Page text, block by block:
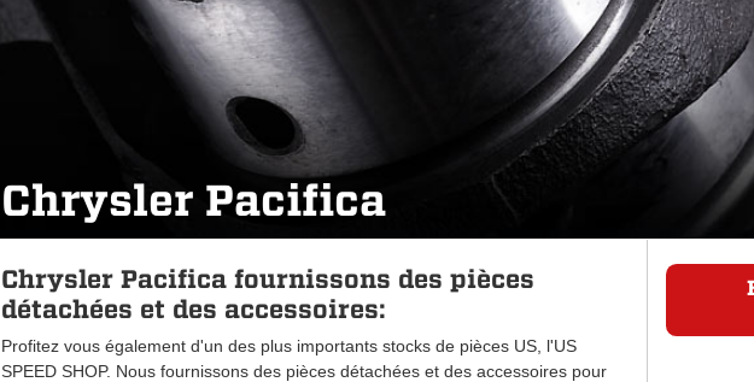
Chrysler Pacifica
Chrysler Pacifica fournissons des pièces
détachées et des accessoires:
Profitez vous également d'un des plus importants stocks de pièces US, l'US
SPEED SHOP. Nous fournissons des pièces détachées et des accessoires pour